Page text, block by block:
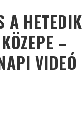
A HETEDIK
–
VIDEÓ